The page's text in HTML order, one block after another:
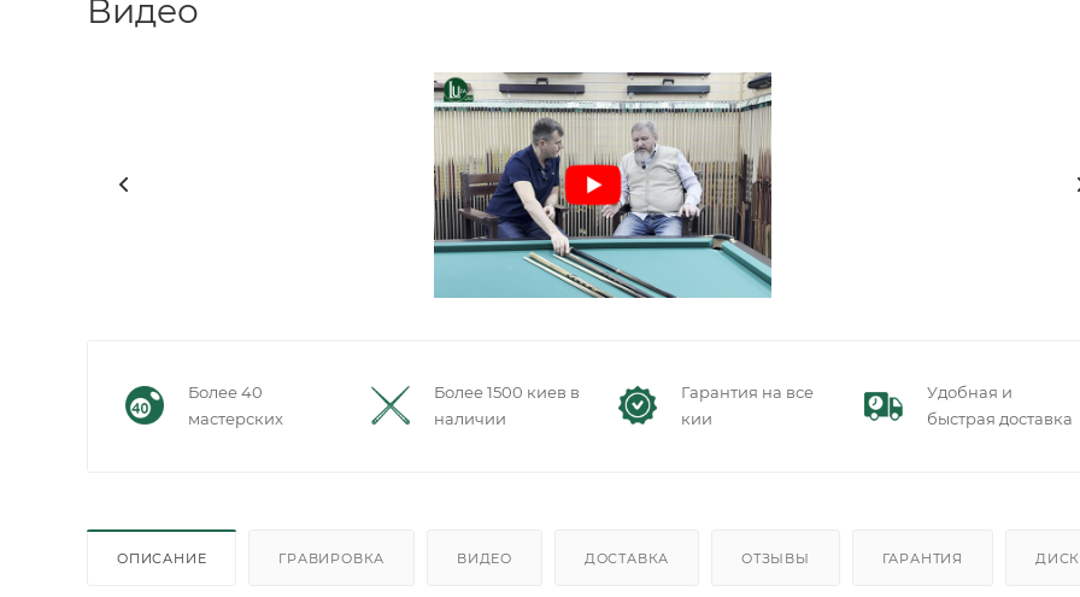
Видео
Более 40
мастерских
Более 1500 киев в
наличии
Гарантия на все
кии
Удобная и
быстрая доставка
ОПИСАНИЕ ГРАВИРОВКА ВИДЕО ДОСТАВКА ОТЗЫВЫ ГАРАНТИЯ